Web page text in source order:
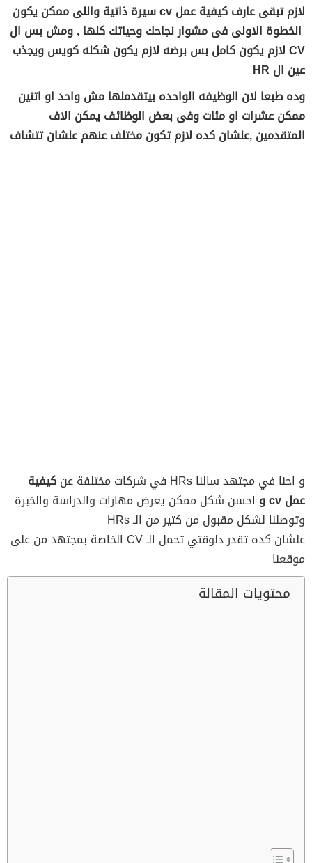
لازم تبقى عارفكيفية عمل cv سيرة ذاتية واللى
ممكن يكون
الخطوة الاولى فى مشوار نجاحك وحياتك كلها , ومش بس ال
CV لازم يكون كامل بس برضه لازم يكون شكله كويس ويجذب
عين ال HR
وده طبعا لان الوظيفه الواحده بيتقدملها مش واحد او اتنين
ممكن عشرات او مئات وفى بعض الوظائف يمكن الاف
المتقدمين ,علشان كده لازم تكون مختلف عنهم علشان تتشاف
و احنا في مجتهد سالنا HRs في شركات مختلفة عن
كيفية
عمل cv و
احسن شكل ممكن يعرض مهارات والدراسة والخبرة
وتوصلنا لشكل مقبول من كتير من الـ HRs
علشان كده تقدر دلوقتي تحمل الـ CV الخاصة بمجتهد من على
موقعنا
محتويات المقالة